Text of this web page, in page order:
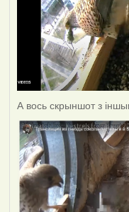
А вось скрыншот з